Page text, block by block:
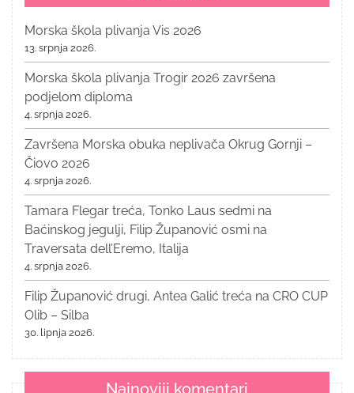
Morska škola plivanja Vis 2026
13. srpnja 2026.
Morska škola plivanja Trogir 2026 završena
podjelom diploma
4. srpnja 2026.
Završena Morska obuka neplivača Okrug Gornji –
Čiovo 2026
4. srpnja 2026.
Tamara Flegar treća, Tonko Laus sedmi na
Baćinskog jegulji, Filip Županović osmi na
Traversata dell’Eremo, Italija
4. srpnja 2026.
Filip Županović drugi, Antea Galić treća na CRO CUP
Olib – Silba
30. lipnja 2026.
Najnoviji komentari